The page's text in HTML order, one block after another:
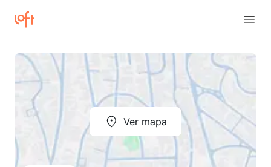
Ver mapa